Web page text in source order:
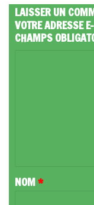
LAISSER UN
VOTRE ADRESSE
CHAMPS
A
NOM*